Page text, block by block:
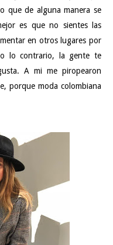
que de alguna manera se
es que no sientes las
en otros lugares por
lo contrario, la gente te
A mi me piropearon
porque moda colombiana